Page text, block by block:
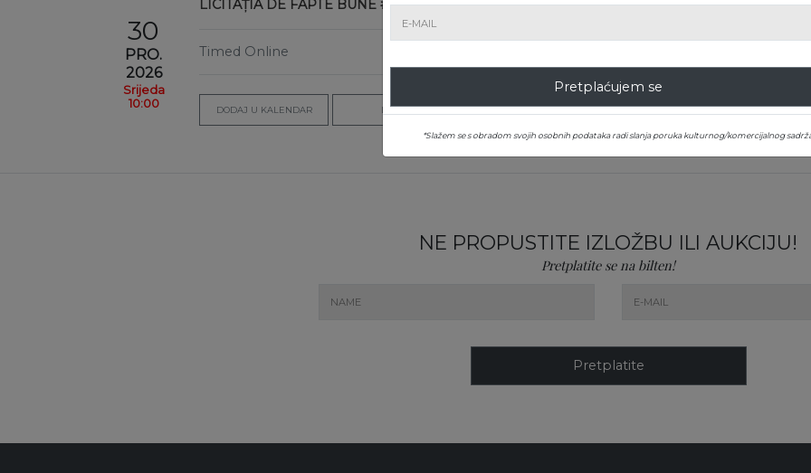
30
PRO.
2026
Srijeda
10:00
LICITAȚIA DE FAPTE BUNE #677/2026
Timed Online
DODAJ U KALENDAR LOTOVI LICITIRAJTE ONLINE
NE PROPUSTITE IZLOŽBU ILI AUKCIJU!
Pretplatite se na bilten!
Pretplatite
Pretplaćujem se
*Slažem se s obradom svojih osobnih podataka radi slanja poruka kulturnog/komercijalnog